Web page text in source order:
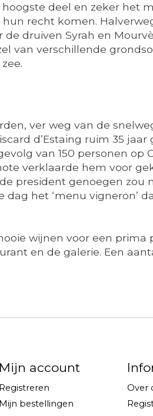
deel en zeker het
recht komen.
druiven Syrah en
van verschillende
ver weg van de
d’Estaing ruim 35
van 150 personen
verklaarde hem voor
president genoegen
het ‘menu vigneron’
wijnen voor een
en de galerie. Een
Mijn account
Registreren
Mijn bestellingen
Over